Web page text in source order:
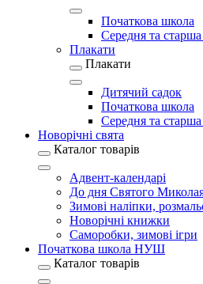
Початкова школа
Середня та
Плакати
Плакати
Дитячий садок
Початкова школа
Середня та
Новорічні свята
Каталог товарів
Адвент-календарі
До дня Святого
Зимові наліпки,
Новорічні книжки
Саморобки, зимові ігри
Початкова школа НУШ
Каталог товарів